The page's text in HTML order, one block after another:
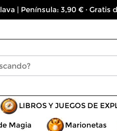
| Península: 3,90 € · Gratis
LIBROS Y JUEGOS DE
Magia Marionetas